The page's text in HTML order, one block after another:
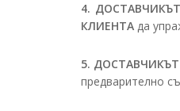
4. ДОСТАВЧИКЪТ
КЛИЕНТА да
5. ДОСТАВЧИКЪТ
предварително